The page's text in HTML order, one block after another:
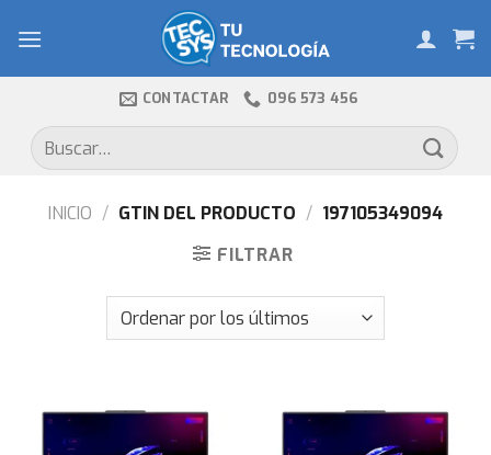
CONTACTAR 096 573 456
Buscar
por:
INICIO / GTIN DEL PRODUCTO / 197105349094
FILTRAR